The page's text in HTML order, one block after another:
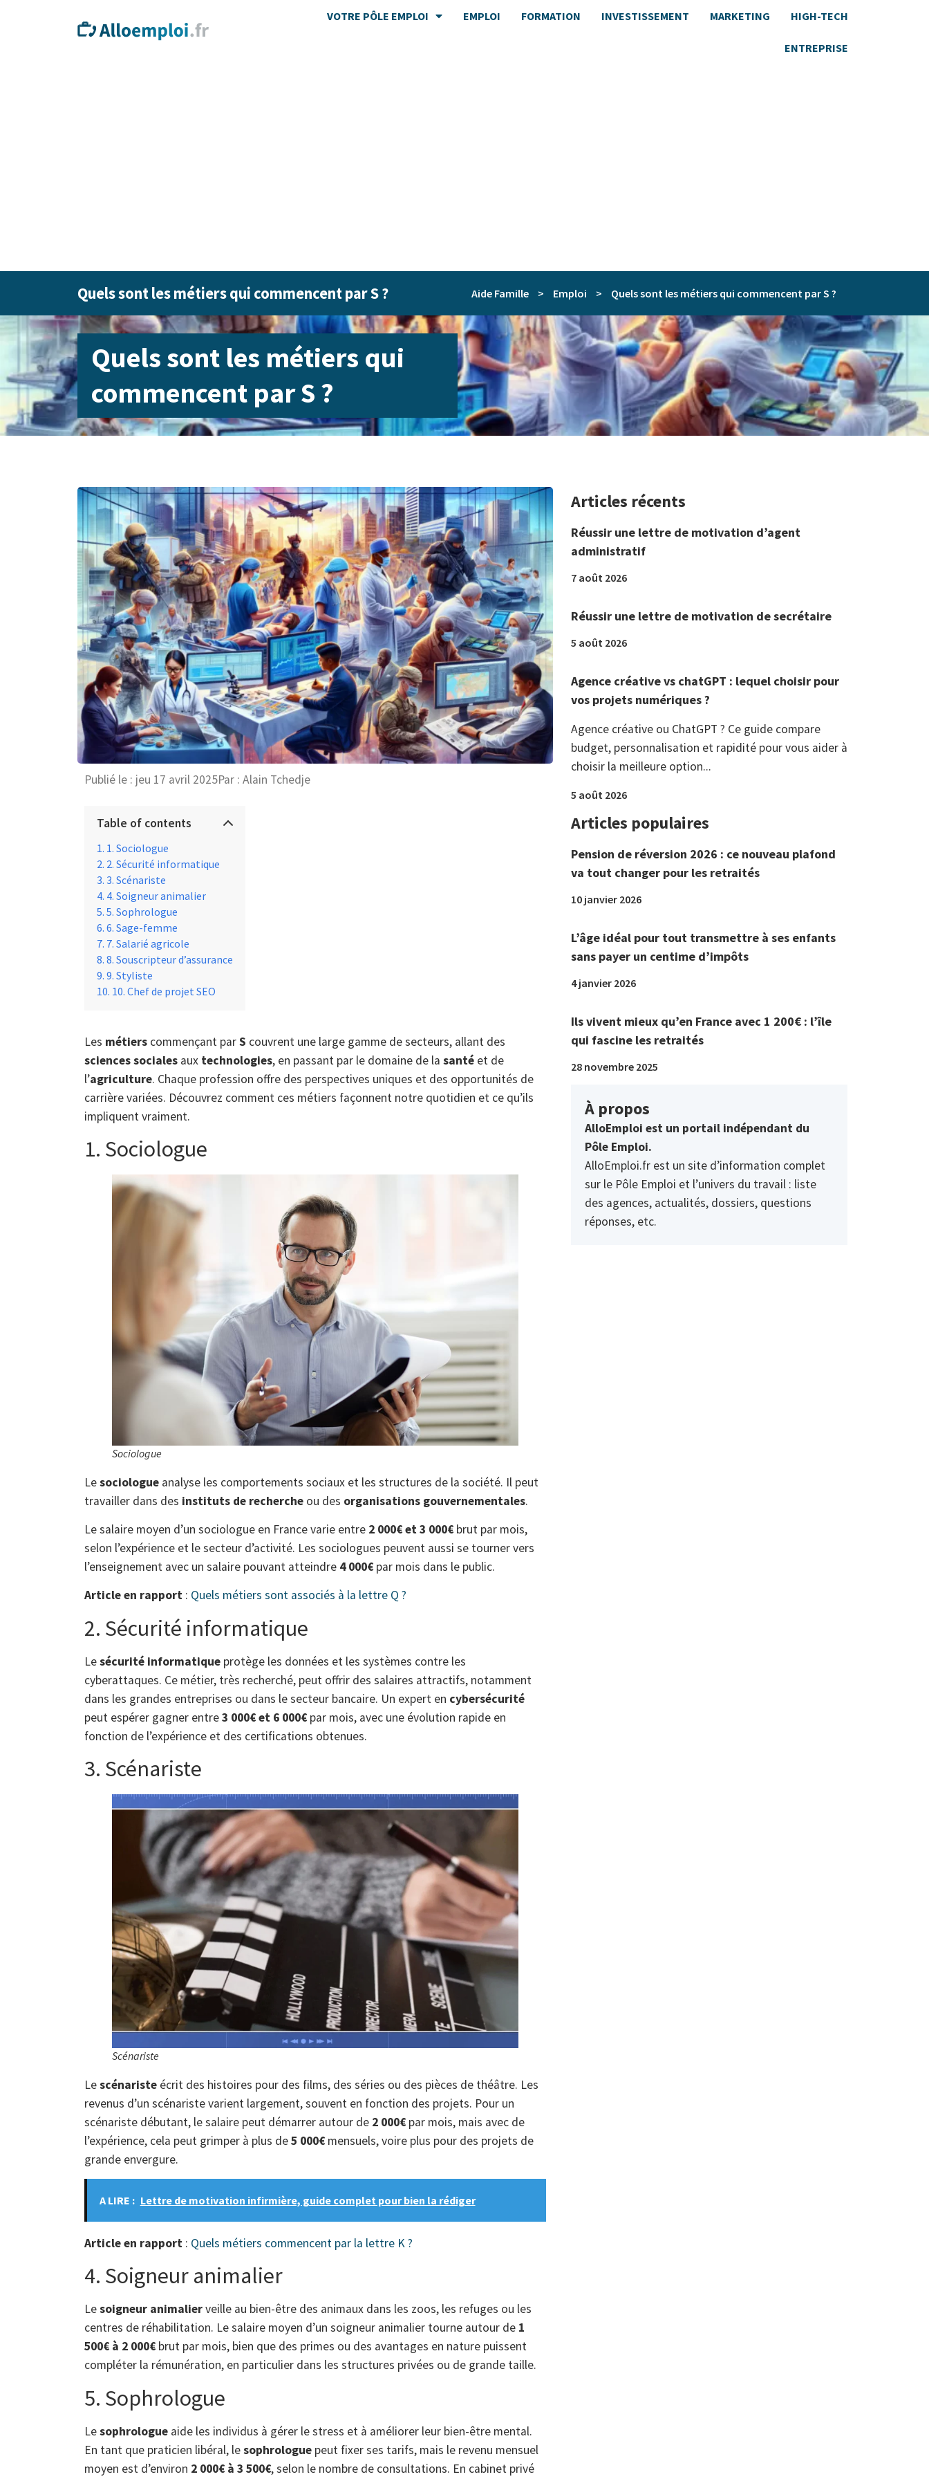
VOTRE PÔLE EMPLOI EMPLOI FORMATION INVESTISSEMENT MARKETING HIGH-TECH
ENTREPRISE
Quels sont les métiers qui commencent par S ? Aide Famille > Emploi > Quels sont les métiers qui commencent par S ?
Quels sont les métiers qui
commencent par S ?
Publié le : jeu 17 avril 2025Par : Alain Tchedje
Table of contents
1. Sociologue
2. Sécurité informatique
3. Scénariste
4. Soigneur animalier
5. Sophrologue
6. Sage-femme
7. Salarié agricole
8. Souscripteur d’assurance
9. Styliste
10. Chef de projet SEO
Les métiers commençant parS couvrent une large gamme de secteurs, allant des
sciences sociales aux technologies, en passant par le domaine de la santé et de
l’agriculture. Chaque profession offre des perspectives uniques et des opportunités de
carrière variées. Découvrez comment ces métiers façonnent notre quotidien et ce qu’ils
impliquent vraiment.
1. Sociologue
Sociologue
Lesociologue analyse les comportements sociaux et les structures de la société. Il peut
travailler dans des instituts de recherche ou des organisations gouvernementales.
Le salaire moyen d’un sociologue en France varie entre 2 000€ et 3 000€ brut par mois,
selon l’expérience et le secteur d’activité. Les sociologues peuvent aussi se tourner vers
l’enseignement avec un salaire pouvant atteindre 4 000€ par mois dans le public.
Article en rapport : Quels métiers sont associés à la lettre Q ?
2. Sécurité informatique
Lesécurité informatique protège les données et les systèmes contre les
cyberattaques. Ce métier, très recherché, peut offrir des salaires attractifs, notamment
dans les grandes entreprises ou dans le secteur bancaire. Un expert en cybersécurité
peut espérer gagner entre3 000€ et 6 000€ par mois, avec une évolution rapide en
fonction de l’expérience et des certifications obtenues.
3. Scénariste
Scénariste
Lescénariste écrit des histoires pour des films, des séries ou des pièces de théâtre. Les
revenus d’un scénariste varient largement, souvent en fonction des projets. Pour un
scénariste débutant, le salaire peut démarrer autour de 2 000€ par mois, mais avec de
l’expérience, cela peut grimper à plus de5 000€ mensuels, voire plus pour des projets de
grande envergure.
A LIRE : Lettre de motivation infirmière, guide complet pour bien la rédiger
Article en rapport : Quels métiers commencent par la lettre K ?
4. Soigneur animalier
Lesoigneur animalierveille au bien-être des animaux dans les zoos, les refuges ou les
centres de réhabilitation. Le salaire moyen d’un soigneur animalier tourne autour de 1
500€ à 2 000€ brut par mois, bien que des primes ou des avantages en nature puissent
compléter la rémunération, en particulier dans les structures privées ou de grande taille.
5. Sophrologue
Lesophrologue aide les individus à gérer le stress et à améliorer leur bien-être mental.
En tant que praticien libéral, lesophrologue peut fixer ses tarifs, mais le revenu mensuel
moyen est d’environ 2 000€ à 3 500€, selon le nombre de consultations. En cabinet privé
Articles récents
Réussir une lettre de motivation d’agent
administratif
7 août 2026
Réussir une lettre de motivation de secrétaire
5 août 2026
Agence créative vs chatGPT : lequel choisir pour
vos projets numériques ?
Agence créative ou ChatGPT ? Ce guide compare
budget, personnalisation et rapidité pour vous aider à
choisir la meilleure option...
5 août 2026
Articles populaires
Pension de réversion 2026 : ce nouveau plafond
va tout changer pour les retraités
10 janvier 2026
L’âge idéal pour tout transmettre à ses enfants
sans payer un centime d’impôts
4 janvier 2026
Ils vivent mieux qu’en France avec 1 200€ : l’île
qui fascine les retraités
28 novembre 2025
À propos
AlloEmploi est un portail indépendant du
Pôle Emploi.
AlloEmploi.fr est un site d’information complet
sur le Pôle Emploi et l’univers du travail : liste
des agences, actualités, dossiers, questions
réponses, etc.